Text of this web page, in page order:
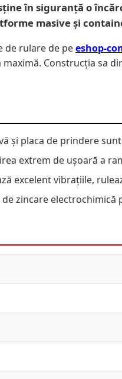
în siguranță o
masive și
de rulare de peeshop-
Construcția
și placa de prindere
extrem de ușoară a
excelent vibrațiile,
zincare